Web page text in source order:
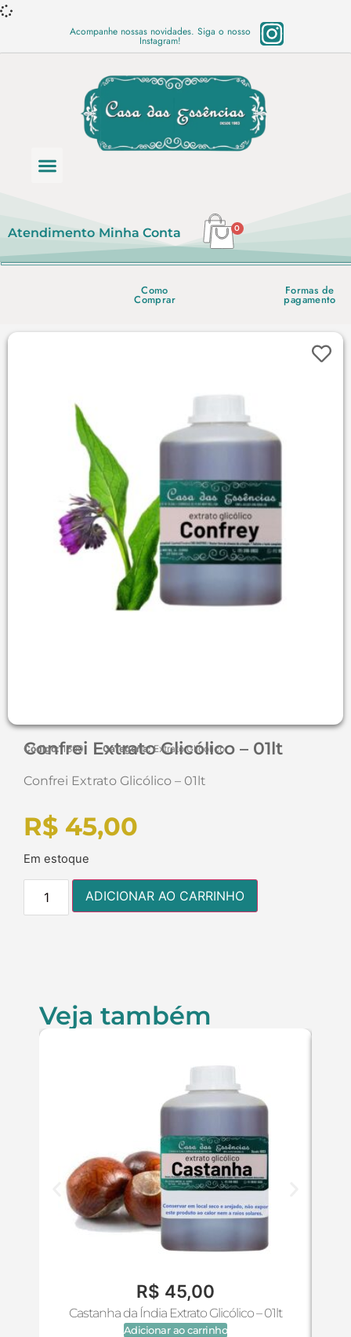
Acompanhe nossas novidades. Siga o nosso
Instagram!
Atendimento Minha Conta 0
Como
Comprar
Formas de
pagamento
Confrei Extrato Glicólico – 01lt
Código:1890 Categoria: Extrato Glicólico
Confrei Extrato Glicólico – 01lt
R$ 45,00
Em estoque
ADICIONAR AO CARRINHO
Veja também
R$ 45,00
Castanha da Índia Extrato Glicólico – 01lt
Adicionar ao carrinho